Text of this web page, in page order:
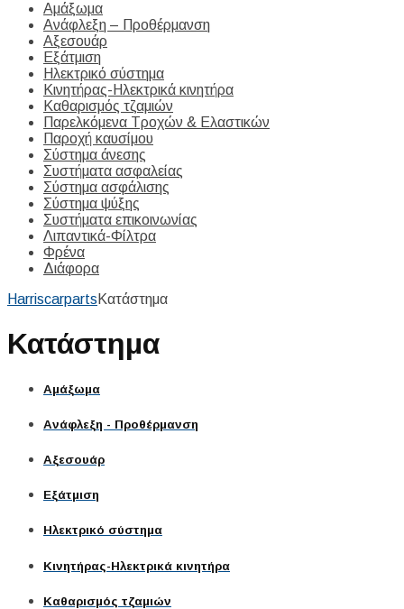
Αμάξωμα
Ανάφλεξη – Προθέρμανση
Αξεσουάρ
Εξάτμιση
Ηλεκτρικό σύστημα
Κινητήρας-Ηλεκτρικά κινητήρα
Καθαρισμός τζαμιών
Παρελκόμενα Τροχών & Ελαστικών
Παροχή καυσίμου
Σύστημα άνεσης
Συστήματα ασφαλείας
Σύστημα ασφάλισης
Σύστημα ψύξης
Συστήματα επικοινωνίας
Λιπαντικά-Φίλτρα
Φρένα
Διάφορα
Harriscarparts Κατάστημα
Κατάστημα
Αμάξωμα
Ανάφλεξη - Προθέρμανση
Αξεσουάρ
Εξάτμιση
Ηλεκτρικό σύστημα
Κινητήρας-Ηλεκτρικά κινητήρα
Καθαρισμός τζαμιών